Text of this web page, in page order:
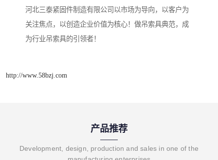
河北三泰紧固件制造有限公司以市场为导向，以客户为
关注焦点，以创造企业价值为核心！做吊索具典范，成
为行业吊索具的引领者！
http://www.58bzj.com
产品推荐
Development, design, production and sales in one of the